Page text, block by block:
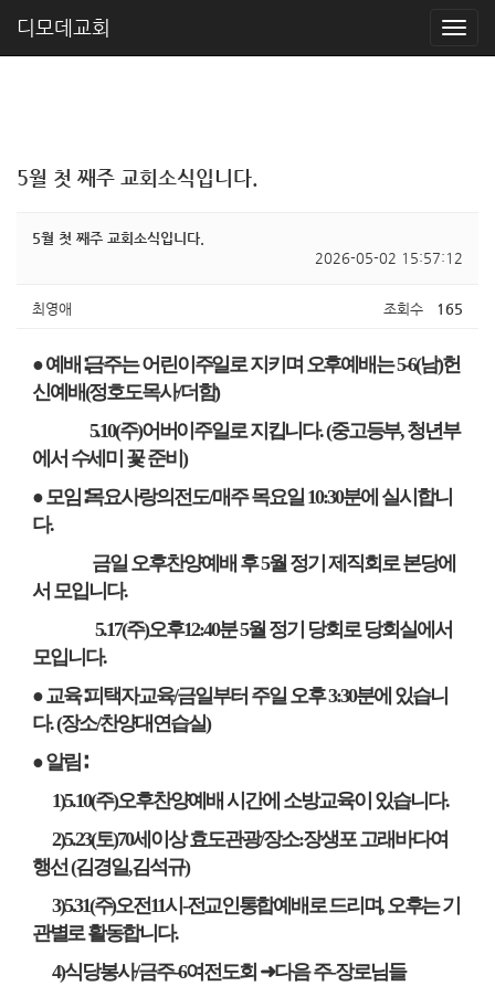
디모데교회
5월 첫 째주 교회소식입니다.
5월 첫 째주 교회소식입니다.
2026-05-02 15:57:12
최영애 조회수 165
● 예배 ∶금주는어린이주일로 지키며 오후예배는5-6(남)헌
신예배(정호도목사/더함)
5.10(주)어버이주일로 지킵니다. (중고등부,청년부
에서 수세미 꽃 준비 )
● 모임 ∶목요사랑의전도/매주 목요일 10:30분에 실시합니
다.
금일 오후찬양예배 후5월 정기 제직회로 본당에
서 모입니다.
5.17(주)오후12:40분5월 정기 당회로 당회실에서
모입니다.
● 교육∶피택자교육/금일부터 주일 오후3:30분에 있습니
다. (장소/찬양대연습실)
● 알림 ∶
1)5.10(주)오후찬양예배 시간에 소방교육이 있습니다.
2)5.23(토)70세이상 효도관광/장소:장생포 고래바다여
행선(김경일,김석규)
3)5.31(주)오전11시 -전교인통합예배로 드리며,오후는 기
관별로 활동합니다.
4)식당봉사/금주-6여전도회 ➜다음 주-장로님들